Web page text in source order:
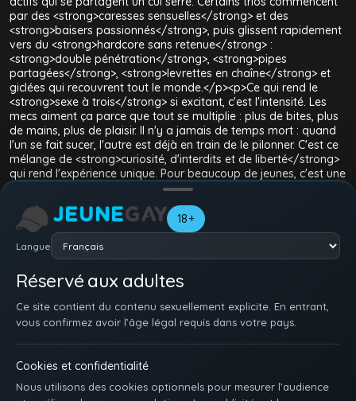
18+
Langue
Réservé aux adultes
Ce site contient du contenu sexuellement explicite. En entrant,
vous confirmez avoir l’âge légal requis dans votre pays.
Cookies et confidentialité
Nous utilisons des cookies optionnels pour mesurer l’audience
par des <strong>caresses sensuelles</strong> et des
<strong>baisers passionnés</strong>, puis glissent rapidement
vers du <strong>hardcore sans retenue</strong> :
<strong>double pénétration</strong>, <strong>pipes
partagées</strong>, <strong>levrettes en chaîne</strong> et
giclées qui recouvrent tout le monde.</p><p>Ce qui rend le
<strong>sexe à trois</strong> si excitant, c'est l'intensité. Les
mecs aiment ça parce que tout se multiplie : plus de bites, plus
de mains, plus de plaisir. Il n'y a jamais de temps mort : quand
l'un se fait sucer, l'autre est déjà en train de le pilonner. C'est ce
mélange de <strong>curiosité, d'interdits et de liberté</strong>
qui rend l'expérience unique. Pour beaucoup de jeunes, c'est une
première découverte du sexe à plusieurs ; pour d'autres, c'est
juste le kiff d'aller plus loin et de partager l'adrénaline d'un
moment à plusieurs.</p><p>La catégorie <strong>Trio</strong>
met en avant les <strong>plans à trois gays les plus
chauds</strong> : des <strong>étudiants qui
expérimentent</strong>, des <strong>couples qui
s'ouvrent</strong>, et des <strong>twinks déchaînés</strong>
qui testent toutes les positions. Si tu kiffes les <strong>scènes à
plusieurs</strong>, c'est ici que tu trouveras ton bonheur : le
vrai porno gay à trois, spontané, sauvage et excitant. Tous les
modèles ont 18 ans ou plus.</p>